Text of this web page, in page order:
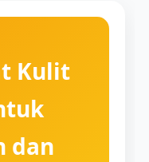
Kulit
dan